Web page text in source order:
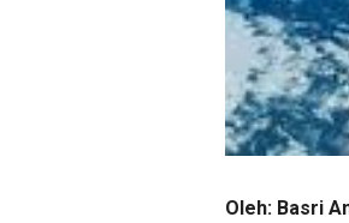
Oleh: Basri